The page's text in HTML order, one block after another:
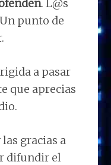
. L@s
punto de
a pasar
que aprecias
gracias a
difundir el